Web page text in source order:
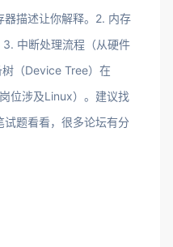
器描述让你解释。2. 内存
中断处理流程（从硬件
（Device Tree）在
位涉及Linux）。建议找
题看看，很多论坛有分